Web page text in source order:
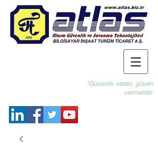
"Güvenlik veren, güven
vermelidir.